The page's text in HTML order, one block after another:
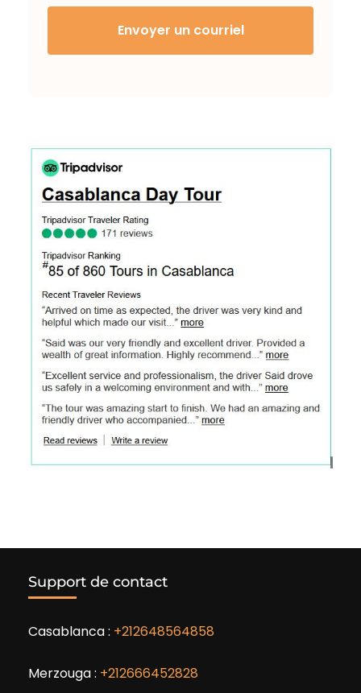
Envoyer un courriel
Support de contact
Casablanca : +212648564858
Merzouga : +212666452828